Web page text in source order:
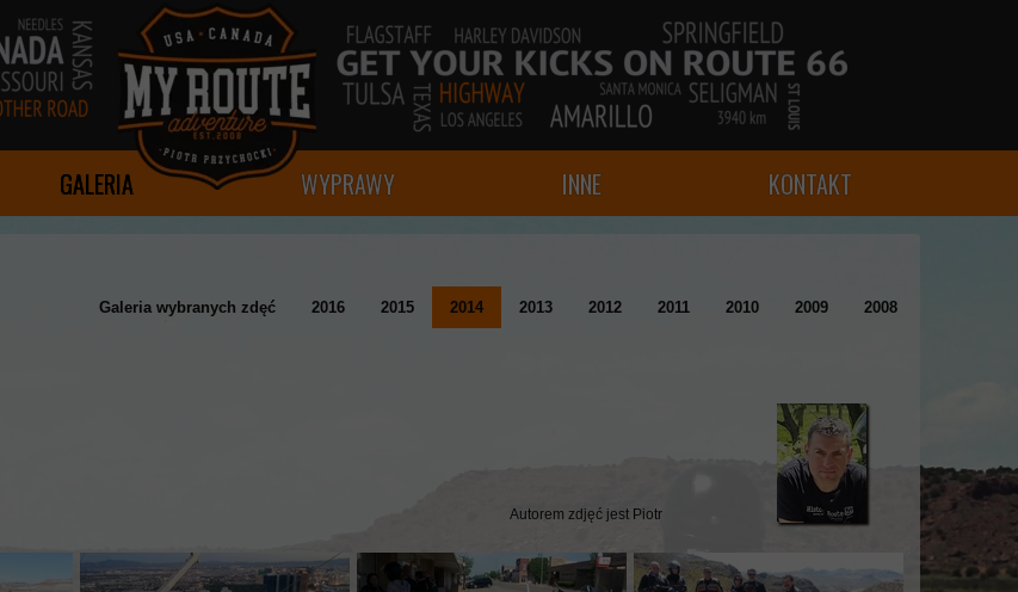
GALERIA WYPRAWY INNE KONTAKT
Galeria wybranych zdęć 2016 2015 2014 2013 2012 2011 2010 2009 2008
Autorem zdjęć jest Piotr